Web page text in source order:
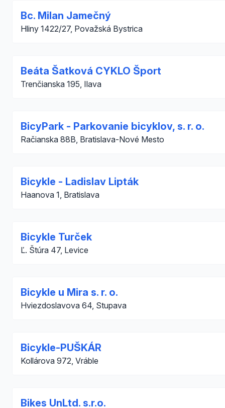
Bc. Milan Jamečný
Hliny 1422/27, Považská Bystrica
Beáta Šatková CYKLO Šport
Trenčianska 195, Ilava
BicyPark - Parkovanie bicyklov, s. r. o.
Račianska 88B, Bratislava-Nové Mesto
Bicykle - Ladislav Lipták
Haanova 1, Bratislava
Bicykle Turček
Ľ. Štúra 47, Levice
Bicykle u Mira s. r. o.
Hviezdoslavova 64, Stupava
Bicykle-PUŠKÁR
Kollárova 972, Vráble
Bikes UnLtd. s.r.o.